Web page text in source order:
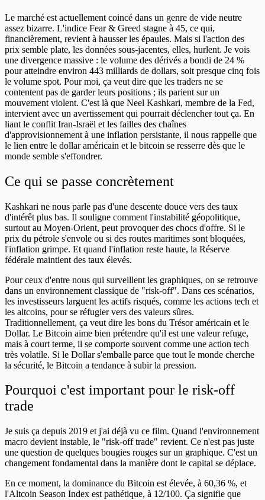
Le marché est actuellement coincé dans un genre de vide neutre
assez bizarre. L'indice Fear & Greed stagne à 45, ce qui,
financièrement, revient à hausser les épaules. Mais si l'action des
prix semble plate, les données sous-jacentes, elles, hurlent. Je vois
une divergence massive : le volume des dérivés a bondi de 24 %
pour atteindre environ 443 milliards de dollars, soit presque cinq fois
le volume spot. Pour moi, ça veut dire que les traders ne se
contentent pas de garder leurs positions ; ils parient sur un
mouvement violent. C'est là que Neel Kashkari, membre de la Fed,
intervient avec un avertissement qui pourrait déclencher tout ça. En
liant le conflit Iran-Israël et les failles des chaînes
d'approvisionnement à une inflation persistante, il nous rappelle que
le lien entre le dollar américain et le bitcoin se resserre dès que le
monde semble s'effondrer.
Ce qui se passe concrètement
Kashkari ne nous parle pas d'une descente douce vers des taux
d'intérêt plus bas. Il souligne comment l'instabilité géopolitique,
surtout au Moyen-Orient, peut provoquer des chocs d'offre. Si le
prix du pétrole s'envole ou si des routes maritimes sont bloquées,
l'inflation grimpe. Et quand l'inflation reste haute, la Réserve
fédérale maintient des taux élevés.
Pour ceux d'entre nous qui surveillent les graphiques, on se retrouve
dans un environnement classique de "risk-off". Dans ces scénarios,
les investisseurs larguent les actifs risqués, comme les actions tech et
les altcoins, pour se réfugier vers des valeurs sûres.
Traditionnellement, ça veut dire les bons du Trésor américain et le
Dollar. Le Bitcoin aime bien prétendre qu'il est une valeur refuge,
mais à court terme, il se comporte souvent comme une action tech
très volatile. Si le Dollar s'emballe parce que tout le monde cherche
la sécurité, le Bitcoin a tendance à subir la pression.
Pourquoi c'est important pour le risk-off
trade
Je suis ça depuis 2019 et j'ai déjà vu ce film. Quand l'environnement
macro devient instable, le "risk-off trade" revient. Ce n'est pas juste
une question de quelques bougies rouges sur un graphique. C'est un
changement fondamental dans la manière dont le capital se déplace.
En ce moment, la dominance du Bitcoin est élevée, à 60,36 %, et
l'Altcoin Season Index est pathétique, à 12/100. Ça signifie que